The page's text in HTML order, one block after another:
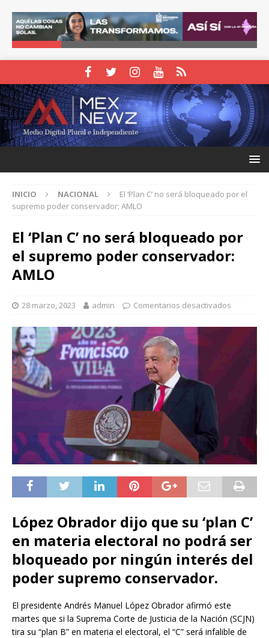
INICIO NACIONAL
El ‘Plan C’ no será bloqueado por el
supremo poder conservador: AMLO
El ‘Plan C’ no será bloqueado por
el supremo poder conservador:
AMLO
28 marzo, 2023 admin Comentarios desactivados
López Obrador dijo que su ‘plan C’
en materia electoral no podrá ser
bloqueado por ningún interés del
poder supremo conservador.
El presidente Andrés Manuel López Obrador afirmó este
martes que si la Suprema Corte de Justicia de la Nación (SCJN)
tira su “plan B” en materia el electoral, el “C” será infalible de